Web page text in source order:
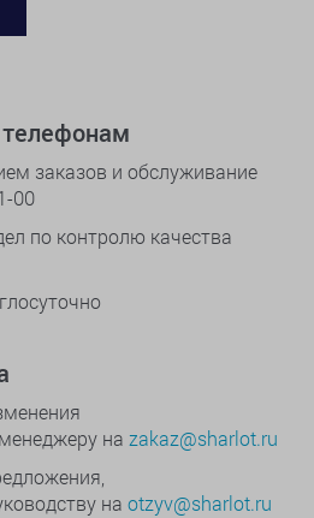
заказов и обслуживание
00
по контролю качества
на zakaz@sharlot.ru
на otzyv@sharlot.ru